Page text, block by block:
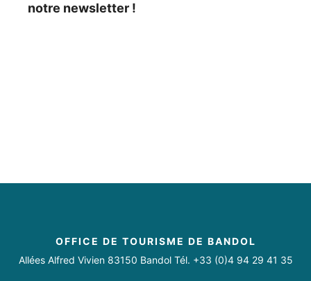
notre newsletter !
OFFICE DE TOURISME DE BANDOL
Allées Alfred Vivien 83150 Bandol Tél. +33 (0)4 94 29 41 35